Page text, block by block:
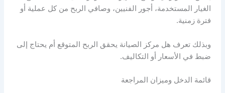
الغيار المستخدمة، أجور الفنيين، وصافي الربح من كل عملية أو
فترة زمنية.
وبذلك تعرف هل مركز الصيانة يحقق الربح المتوقع أم يحتاج إلى
ضبط في الأسعار أو التكاليف.
قائمة الدخل وميزان المراجعة